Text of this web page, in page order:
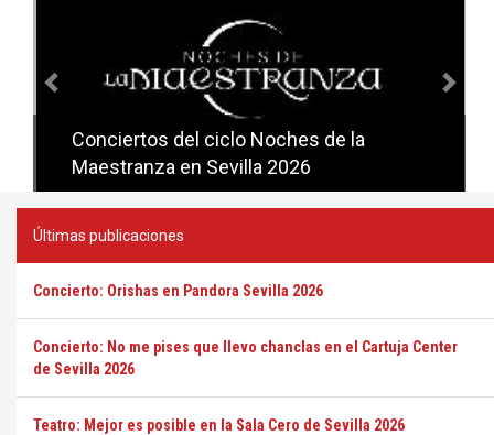
Conciertos del ciclo Noches de la
Maestranza en Sevilla 2026
Conciertos del ciclo Candlelight en
Sevilla
Últimas publicaciones
Concierto: Orishas en Pandora Sevilla 2026
Concierto: No me pises que llevo chanclas en el Cartuja Center
de Sevilla 2026
Teatro: Mejor es posible en la Sala Cero de Sevilla 2026